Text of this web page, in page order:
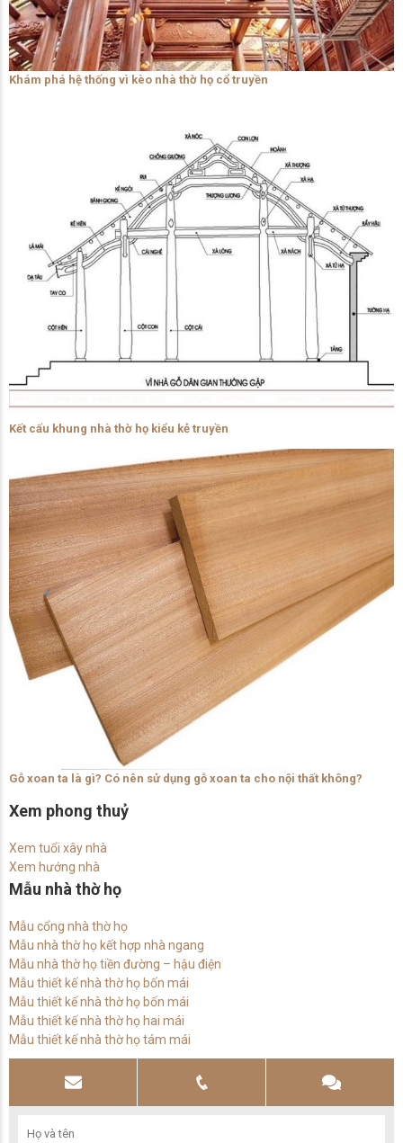
Khám phá hệ thống vì kèo nhà thờ họ cổ truyền
Kết cấu khung nhà thờ họ kiểu kẻ truyền
Gỗ xoan ta là gì? Có nên sử dụng gỗ xoan ta cho nội thất không?
Xem phong thuỷ
Xem tuổi xây nhà
Xem hướng nhà
Mẫu nhà thờ họ
Mẫu cổng nhà thờ họ
Mẫu nhà thờ họ kết hợp nhà ngang
Mẫu nhà thờ họ tiền đường – hậu điện
Mẫu thiết kế nhà thờ họ bốn mái
Mẫu thiết kế nhà thờ họ bốn mái
Mẫu thiết kế nhà thờ họ hai mái
Mẫu thiết kế nhà thờ họ tám mái